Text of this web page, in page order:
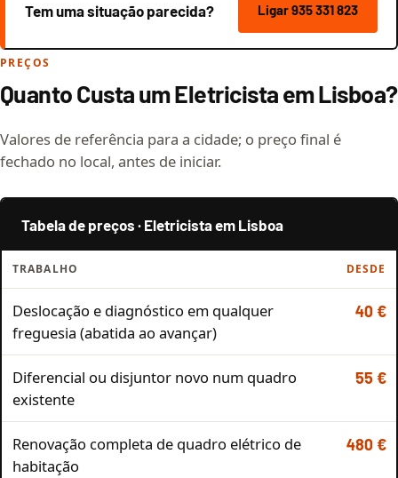
Tem uma situação parecida? Ligar 935 331 823
PREÇOS
Quanto Custa um Eletricista em Lisboa?
Valores de referência para a cidade; o preço final é
fechado no local, antes de iniciar.
Tabela de preços · Eletricista em Lisboa
TRABALHO DESDE
Deslocação e diagnóstico em qualquer
freguesia (abatida ao avançar)
40 €
Diferencial ou disjuntor novo num quadro
existente
55 €
Renovação completa de quadro elétrico de
habitação
480 €